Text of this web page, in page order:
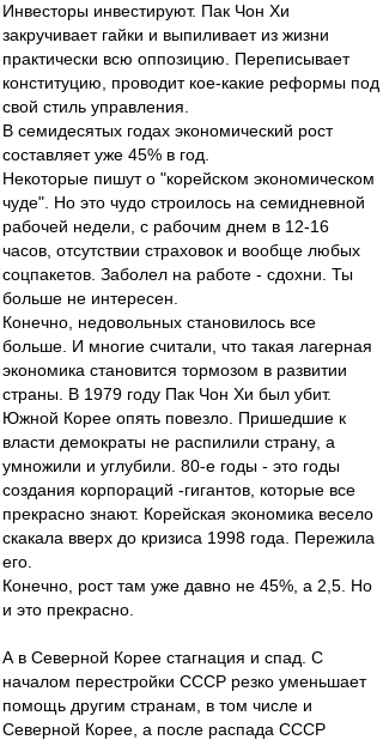
Инвесторы инвестируют. Пак Чон Хи
закручивает гайки и выпиливает из жизни
практически всю оппозицию. Переписывает
конституцию, проводит кое-какие реформы под
свой стиль управления.
В семидесятых годах экономический рост
составляет уже 45% в год.
Некоторые пишут о "корейском экономическом
чуде". Но это чудо строилось на семидневной
рабочей недели, с рабочим днем в 12-16
часов, отсутствии страховок и вообще любых
соцпакетов. Заболел на работе - сдохни. Ты
больше не интересен.
Конечно, недовольных становилось все
больше. И многие считали, что такая лагерная
экономика становится тормозом в развитии
страны. В 1979 году Пак Чон Хи был убит.
Южной Корее опять повезло. Пришедшие к
власти демократы не распилили страну, а
умножили и углубили. 80-е годы - это годы
создания корпораций -гигантов, которые все
прекрасно знают. Корейская экономика весело
скакала вверх до кризиса 1998 года. Пережила
его.
Конечно, рост там уже давно не 45%, а 2,5. Но
и это прекрасно.
А в Северной Корее стагнация и спад. С
началом перестройки СССР резко уменьшает
помощь другим странам, в том числе и
Северной Корее, а после распада СССР